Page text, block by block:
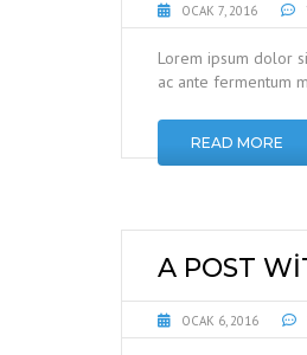
OCAK 7, 2016
Lorem ipsum dolor
ac ante fermentum
READ MORE
A POST
OCAK 6, 2016